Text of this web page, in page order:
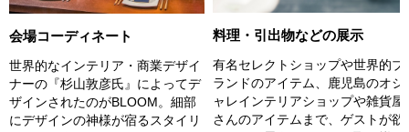
会場コーディネート
世界的なインテリア・商業デザイ
ナーの『杉山敦彦氏』によってデ
ザインされたのがBLOOM。細部
にデザインの神様が宿るスタイリ
料理・引出物などの展示
有名セレクトショップや世界的ブ
ランドのアイテム、鹿児島のオシ
ャレインテリアショップや雑貨屋
さんのアイテムまで、ゲストが欲